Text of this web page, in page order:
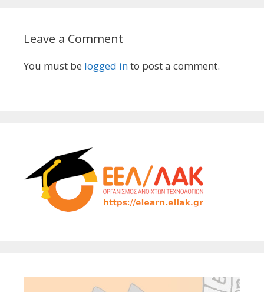
Leave a Comment
You must be logged into post a comment.